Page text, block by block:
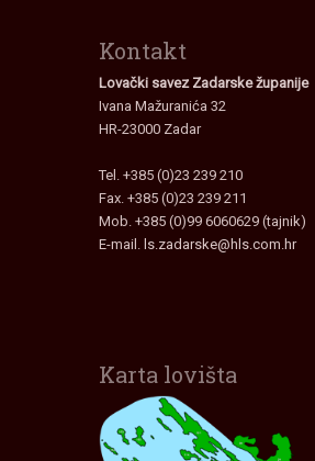
Kontakt
Lovački savez Zadarske županije
Ivana Mažuranića 32
HR-23000 Zadar
Tel. +385 (0)23 239 210
Fax. +385 (0)23 239 211
Mob. +385 (0)99 6060629 (tajnik)
E-mail. ls.zadarske@hls.com.hr
Karta lovišta